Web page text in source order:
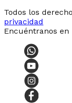
Todos los
privacidad
Encuéntranos en